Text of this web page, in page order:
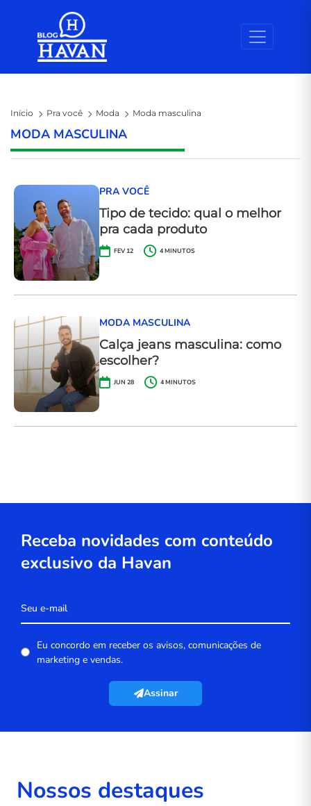
Início Pra você Moda Moda masculina
MODA MASCULINA
PRA VOCÊ
Tipo de tecido: qual o melhor
pra cada produto
FEV 12 4MINUTOS
MODA MASCULINA
Calça jeans masculina: como
escolher?
JUN 28 4MINUTOS
Receba novidades com conteúdo
exclusivo da Havan
Eu concordo em receber os avisos, comunicações de
marketing e vendas.
Assinar
Nossos destaques